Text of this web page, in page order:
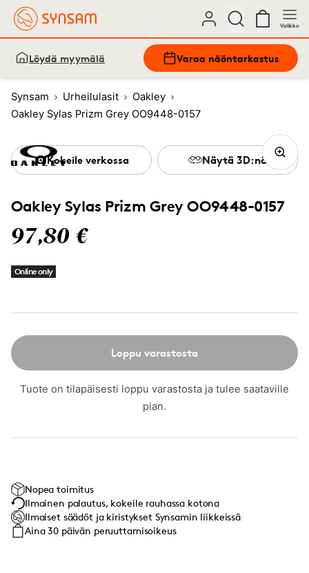
Valikko
Löydä myymälä Varaa näöntarkastus
Synsam Urheilulasit
Oakley
Oakley Sylas Prizm Grey OO9448-0157
Oakley Sylas Prizm Grey OO9448-0157
97,80 €
Online only
Loppu varastosta
Tuote on tilapäisesti loppu varastosta ja tulee saataville
pian.
Kokeile verkossa Näytä 3D:nä
Nopea toimitus
Ilmainen palautus, kokeile rauhassa kotona
Ilmaiset säädöt ja kiristykset Synsamin liikkeissä
Aina 30 päivän peruuttamisoikeus